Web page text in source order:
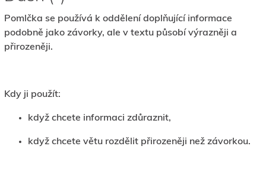
Pomlčka se používá k oddělení doplňující informace
podobně jako závorky, ale v textu působí výrazněji a
přirozeněji.
Kdy ji použít:
když chcete informaci zdůraznit,
když chcete větu rozdělit přirozeněji než závorkou.